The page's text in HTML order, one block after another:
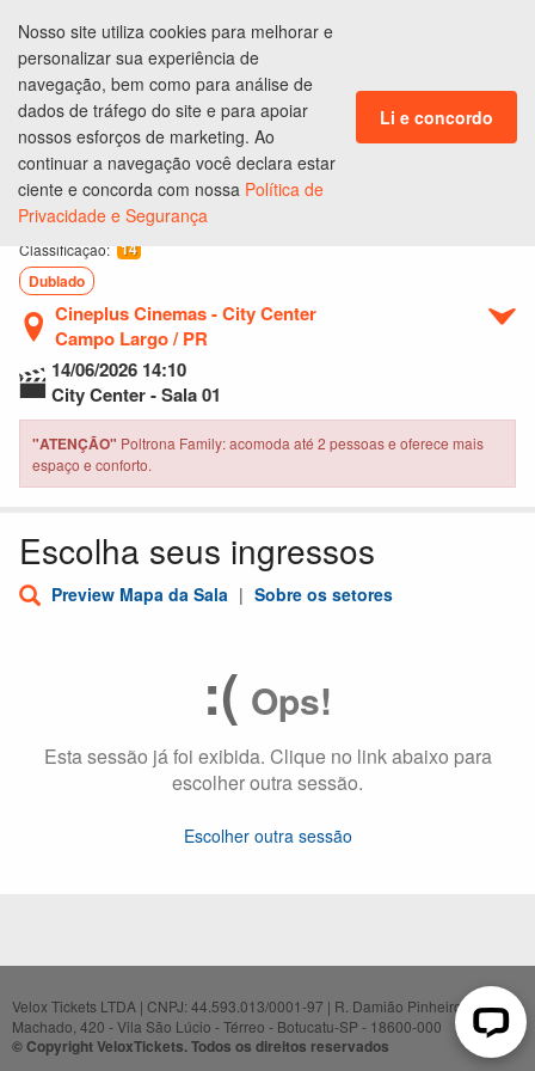
Ingressos Lugares Produtos
Mestres do Universo
Classificação: 14
Dublado
Cineplus Cinemas - City Center
Campo Largo / PR
14/06/2026 14:10
City Center - Sala 01
"ATENÇÃO" Poltrona Family: acomoda até 2 pessoas e oferece mais
espaço e conforto.
Escolha seus ingressos
Preview Mapa da Sala | Sobre os setores
:( Ops!
Esta sessão já foi exibida. Clique no link abaixo para
escolher outra sessão.
Escolher outra sessão
Velox Tickets LTDA | CNPJ: 44.593.013/0001-97 | R. Damião Pinheiro
Machado, 420 - Vila São Lúcio - Térreo - Botucatu-SP - 18600-000
© Copyright VeloxTickets. Todos os direitos reservados
Nosso site utiliza cookies para melhorar e
personalizar sua experiência de
navegação, bem como para análise de
dados de tráfego do site e para apoiar
nossos esforços de marketing. Ao
continuar a navegação você declara estar
ciente e concorda com nossa Política de
Privacidade e Segurança
Li e concordo